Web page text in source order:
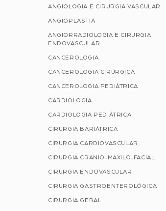
ANGIOLOGIA E CIRURGIA VASCULAR
ANGIOPLASTIA
ANGIORRADIOLOGIA E CIRURGIA
ENDOVASCULAR
CANCEROLOGIA
CANCEROLOGIA CIRÚRGICA
CANCEROLOGIA PEDIÁTRICA
CARDIOLOGIA
CARDIOLOGIA PEDIÁTRICA
CIRURGIA BARIÁTRICA
CIRURGIA CARDIOVASCULAR
CIRURGIA CRANIO-MAXILO-FACIAL
CIRURGIA ENDOVASCULAR
CIRURGIA GASTROENTEROLÓGICA
CIRURGIA GERAL